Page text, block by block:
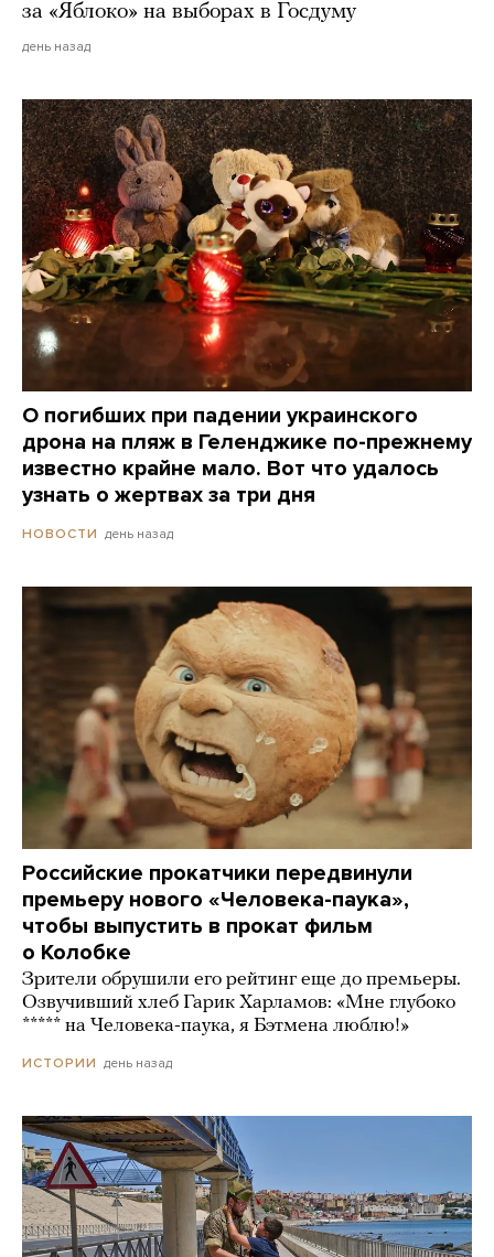
за «Яблоко» на выборах в Госдуму
день назад
О погибших при падении украинского
дрона на пляж в Геленджике по-прежнему
известно крайне мало. Вот что удалось
узнать о жертвах за три дня
НОВОСТИ день назад
Российские прокатчики передвинули
премьеру нового «Человека-паука»,
чтобы выпустить в прокат фильм
о Колобке
Зрители обрушили его рейтинг еще до премьеры.
Озвучивший хлеб Гарик Харламов: «Мне глубоко
***** на Человека-паука, я Бэтмена люблю!»
ИСТОРИИ день назад